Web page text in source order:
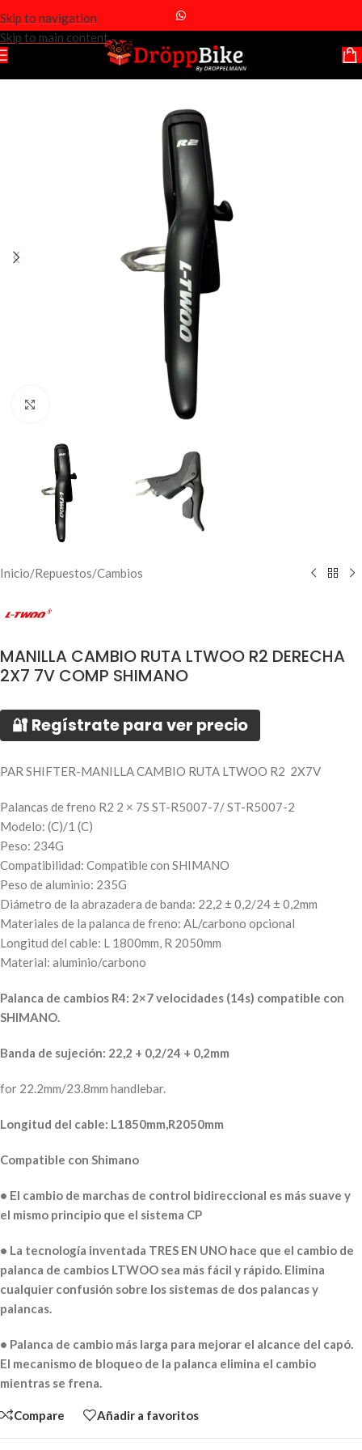
Skip to navigation
Skip to main content
Inicio/Repuestos/Cambios
MANILLA CAMBIO RUTA LTWOO R2 DERECHA
2X7 7V COMP SHIMANO
🔐 Regístrate para ver precio
PAR SHIFTER-MANILLA CAMBIO RUTA LTWOO R2 2X7V
Palancas de freno R2 2 × 7S ST-R5007-7/ ST-R5007-2
Modelo: (C)/1 (C)
Peso: 234G
Compatibilidad: Compatible con SHIMANO
Peso de aluminio: 235G
Diámetro de la abrazadera de banda: 22,2 ± 0,2/24 ± 0,2mm
Materiales de la palanca de freno: AL/carbono opcional
Longitud del cable: L 1800mm, R 2050mm
Material: aluminio/carbono
Palanca de cambios R4: 2×7 velocidades (14s) compatible con
SHIMANO.
Banda de sujeción: 22,2 + 0,2/24 + 0,2mm
for 22.2mm/23.8mm handlebar.
Longitud del cable: L1850mm,R2050mm
Compatible con Shimano
• El cambio de marchas de control bidireccional es más suave y
el mismo principio que el sistema CP
• La tecnología inventada TRES EN UNO hace que el cambio de
palanca de cambios LTWOO sea más fácil y rápido. Elimina
cualquier confusión sobre los sistemas de dos palancas y
palancas.
• Palanca de cambio más larga para mejorar el alcance del capó.
El mecanismo de bloqueo de la palanca elimina el cambio
mientras se frena.
Compare Añadir a favoritos